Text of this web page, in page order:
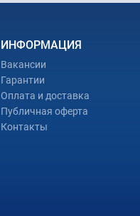
ИНФОРМАЦИЯ
Вакансии
Гарантии
Оплата и доставка
Публичная оферта
Контакты